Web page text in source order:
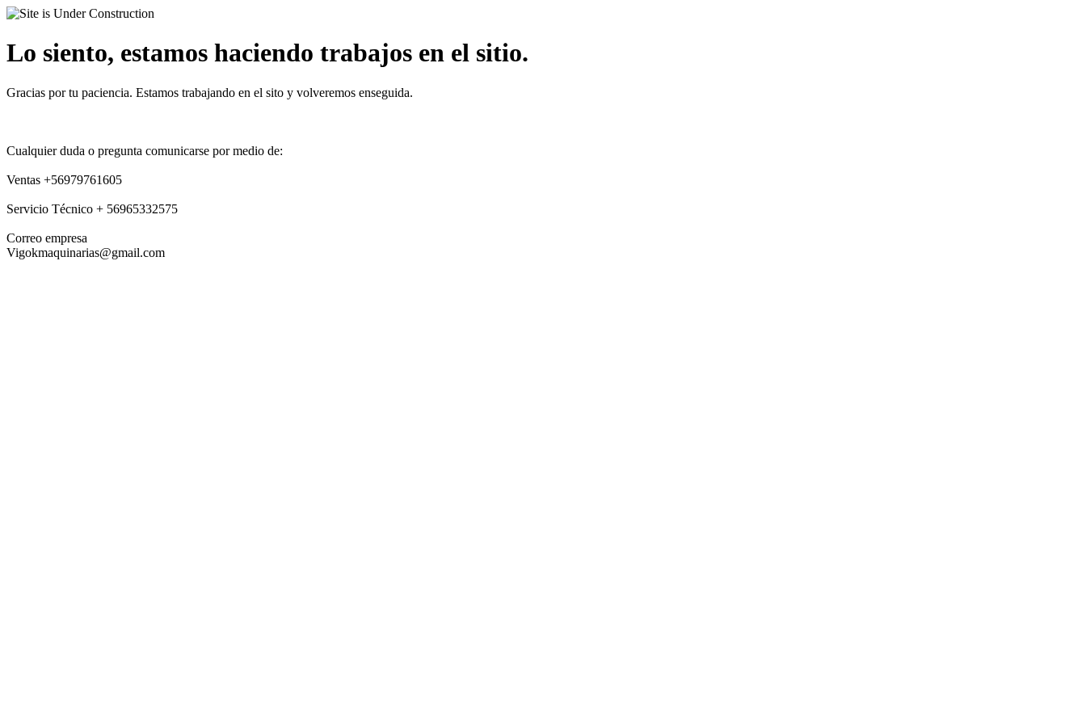
Lo siento, estamos haciendo trabajos en el sitio.
Gracias por tu paciencia. Estamos trabajando en el sito y volveremos enseguida.
Cualquier duda o pregunta comunicarse por medio de:
Ventas +56979761605
Servicio Técnico + 56965332575
Correo empresa
Vigokmaquinarias@gmail.com